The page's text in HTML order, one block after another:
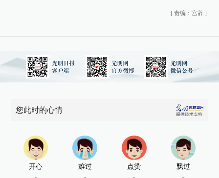
[ 责编：宫辞 ]
您此时的心情
开心 难过 点赞 飘过